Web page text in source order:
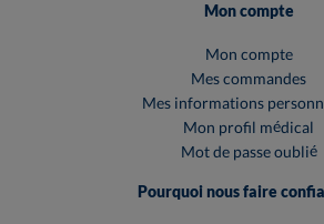
Mon compte
Mon compte
Mes commandes
Mes informations
Mon profil médical
Mot de passe oublié
Pourquoi nous faire